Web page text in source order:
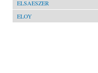
ELSAESZER
ELOY